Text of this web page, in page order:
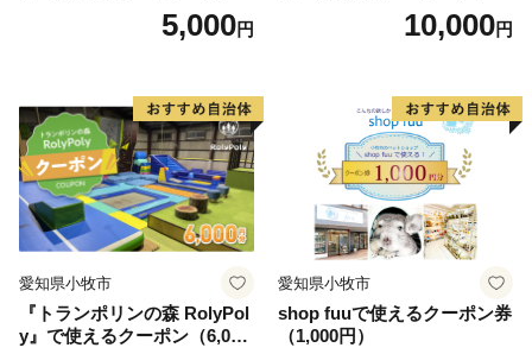
5,000円 10,000円
愛知県小牧市
『トランポリンの森 RolyPol
y』で使えるクーポン（6,000
愛知県小牧市
shop fuuで使えるクーポン券
（1,000円）